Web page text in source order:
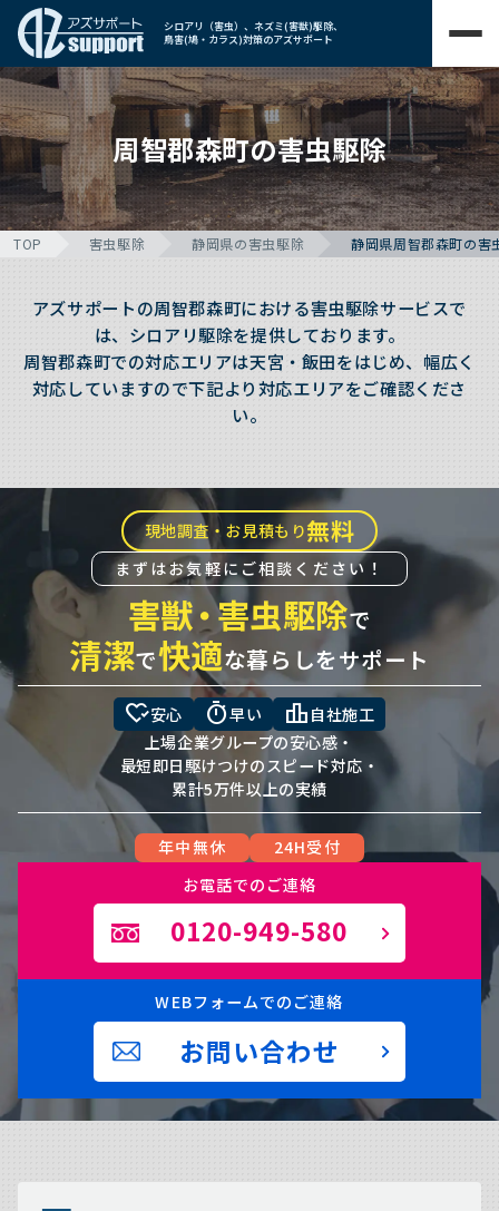
シロアリ（害虫）、ネズミ(害獣)駆除、
鳥害(鳩・カラス)対策のアズサポート
周智郡森町の害虫駆除
TOP 害虫駆除 静岡県の害虫駆除 静岡県周智郡森町の害
アズサポートの周智郡森町における害虫駆除サービスで
は、シロアリ駆除を提供しております。
周智郡森町での対応エリアは天宮・飯田をはじめ、幅広く
対応していますので下記より対応エリアをご確認くださ
い。
現地調査・お見積もり無料
まずはお気軽にご相談ください！
害獣・害虫駆除で
清潔で快適な暮らしをサポート
heart_check安心 timer早い leaderboard 自社施工
上場企業グループの安心感・
最短即日駆けつけのスピード対応・
累計5万件以上の実績
年中無休
24H受付
お電話でのご連絡
0120-949-580
WEBフォームでのご連絡
お問い合わせ